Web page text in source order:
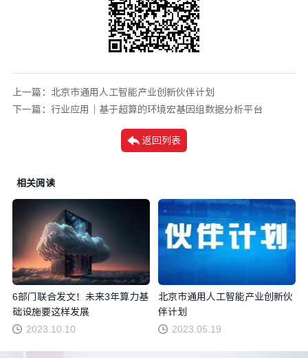
上一篇： 北京市通用人工智能产业创新伙伴计划
下一篇： 行业应用｜基于超算的环境宏基因组数据分析平台
返回列表
相关阅读
6部门联合发文！未来3年算力基
础设施要这样发展
2023.10.10
北京市通用人工智能产业创新伙
伴计划
2023.05.19